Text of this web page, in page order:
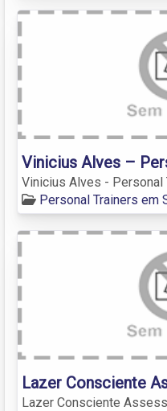
Vinicius Alves –
Vinicius Alves - Personal
Personal Trainers em
Lazer Consciente
Lazer Consciente